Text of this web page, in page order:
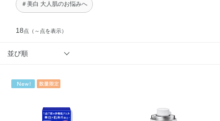
＃美白 大人肌のお悩みへ
18点 （～点を表示）
並び順